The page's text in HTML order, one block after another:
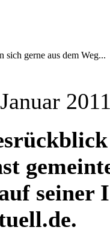
sich gerne aus dem Weg...
seiner